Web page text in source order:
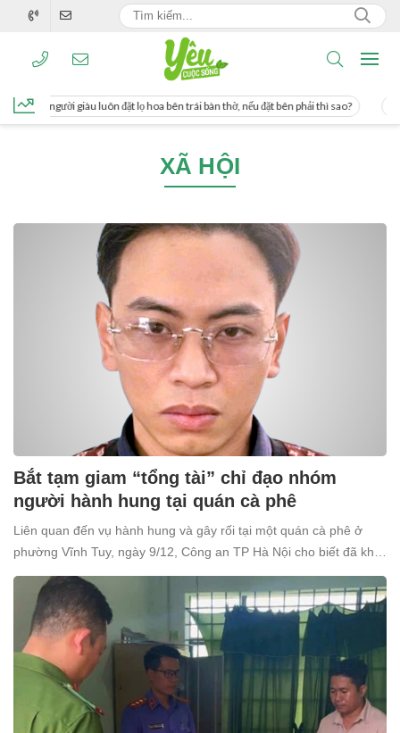
người giàu luôn đặt lọ hoa bên trái bàn thờ, nếu đặt bên phải thì sao?
XÃ HỘI
Bắt tạm giam “tổng tài” chỉ đạo nhóm
người hành hung tại quán cà phê
Liên quan đến vụ hành hung và gây rối tại một quán cà phê ở
phường Vĩnh Tuy, ngày 9/12, Công an TP Hà Nội cho biết đã khởi
tố và bắt tạm giam Nguyễn Văn Thiên (SN 1998, trú tại xã Ô
Diên, Hà Nội) để điều tra về tội “Gây rối trật tự công cộng”.